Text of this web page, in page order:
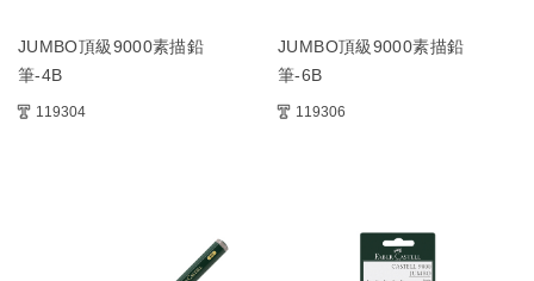
JUMBO頂級9000素描鉛
筆-4B
119304
JUMBO頂級9000素描鉛
筆-6B
119306